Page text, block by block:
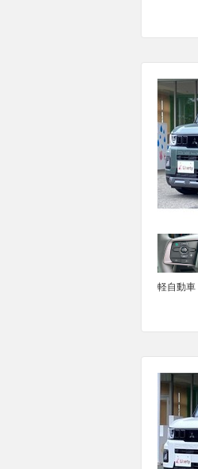
軽自動車